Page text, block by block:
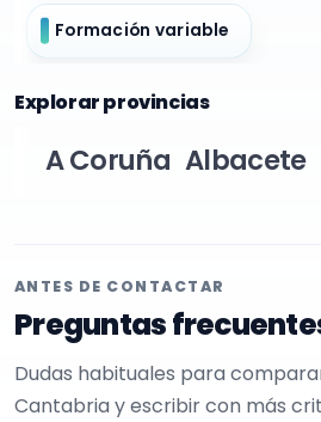
Formación variable
Explorar provincias
A Coruña Albacete
ANTES DE CONTACTAR
Preguntas
Dudas habituales para
Cantabria y escribir con más